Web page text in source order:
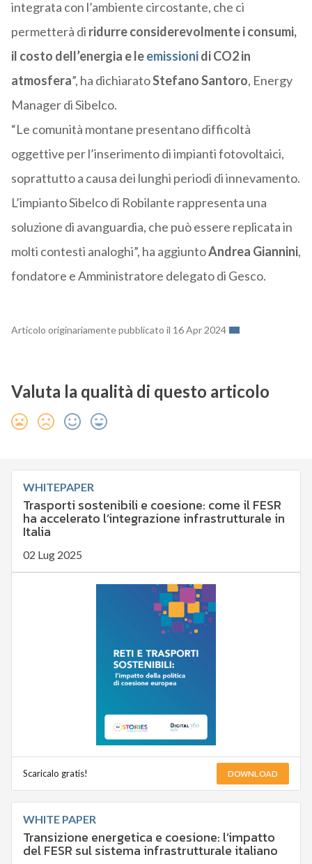
integrata con l’ambiente circostante, che ci
permetterà di ridurre considerevolmente i consumi,
il costo dell’energia e leemissionidi CO2 in
atmosfera”, ha dichiaratoStefano Santoro, Energy
Manager di Sibelco.
“Le comunità montane presentano difficoltà
oggettive per l’inserimento di impianti fotovoltaici,
soprattutto a causa dei lunghi periodi di innevamento.
L’impianto Sibelco di Robilante rappresenta una
soluzione di avanguardia, che può essere replicata in
molti contesti analoghi”, ha aggiuntoAndrea Giannini,
fondatore e Amministratore delegato di Gesco.
Articolo originariamente pubblicato il 16 Apr 2024
Valuta la qualità di questo articolo
WHITEPAPER
Trasporti sostenibili e coesione: come il FESR
ha accelerato l’integrazione infrastrutturale in
Italia
02 Lug 2025
Scaricalo gratis! DOWNLOAD
WHITE PAPER
Transizione energetica e coesione: l’impatto
del FESR sul sistema infrastrutturale italiano